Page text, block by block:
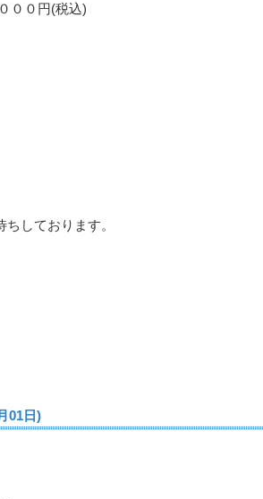
(税込)
ちしております。
01日)